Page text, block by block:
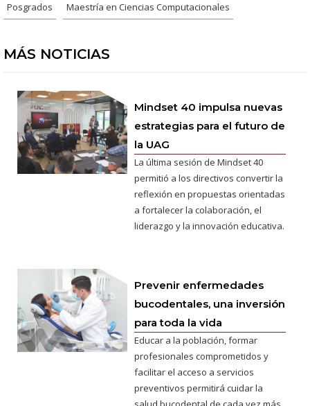
Posgrados Maestría en Ciencias Computacionales
MÁS NOTICIAS
Mindset 40 impulsa nuevas
estrategias para el futuro de
la UAG
La última sesión de Mindset 40
permitió a los directivos convertir la
reflexión en propuestas orientadas
a fortalecer la colaboración, el
liderazgo y la innovación educativa.
Prevenir enfermedades
bucodentales, una inversión
para toda la vida
Educar a la población, formar
profesionales comprometidos y
facilitar el acceso a servicios
preventivos permitirá cuidar la